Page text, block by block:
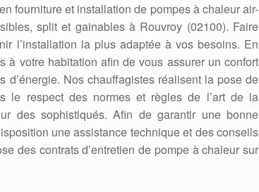
fourniture et installation de pompes à chaleur air-
split et gainables à Rouvroy (02100). Faire
l’installation la plus adaptée à vos besoins. En
à votre habitation afin de vous assurer un confort
Nos chauffagistes réalisent la pose de
le respect des normes et règles de l’art de la
des sophistiqués. Afin de garantir une bonne
une assistance technique et des conseils
des contrats d’entretien de pompe à chaleur sur